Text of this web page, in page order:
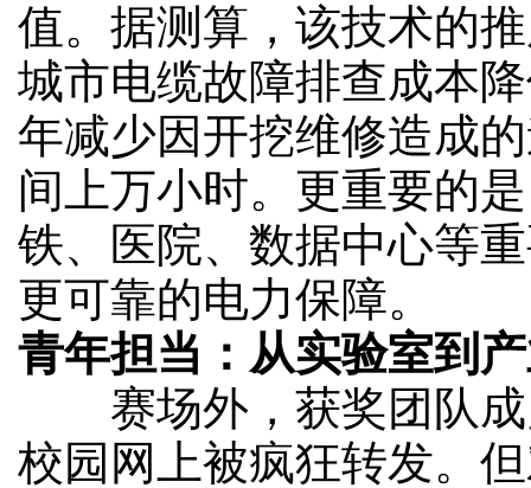
值。据测算，该技术的
城市电缆故障排查成本
年减少因开挖维修造成
间上万小时。更重要的
铁、医院、数据中心等
更可靠的电力保障。
青年担当：从实验室到
赛场外，获奖团队成
校园网上被疯狂转发。